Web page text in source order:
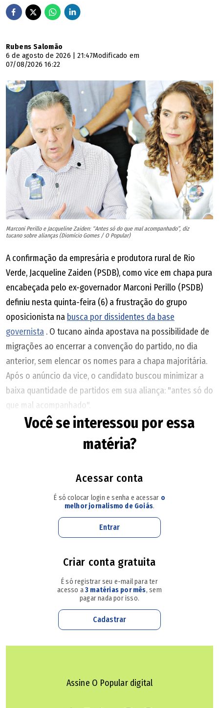
Rubens Salomão
6 de agosto de 2026 | 21:47Modificado em
07/08/2026 16:22
Marconi Perillo e Jacqueline Zaiden: “Antes só do que mal acompanhado”, diz
tucano sobre alianças (Diomício Gomes / O Popular)
A confirmação da empresária e produtora rural de Rio
Verde, Jacqueline Zaiden (PSDB), como vice em chapa pura
encabeçada pelo ex-governador Marconi Perillo (PSDB)
definiu nesta quinta-feira (6) a frustração do grupo
oposicionista na busca por dissidentes da base
governista . O tucano ainda apostava na possibilidade de
migrações ao encerrar a convenção do partido, no dia
anterior, sem elencar os nomes para a chapa majoritária.
Após o anúncio da vice, o candidato buscou minimizar a
baixa quantidade de partidos em sua aliança: "antes só do
que mal acompanhado".
Marconi contou que a escolhida para a candidatura a vice
já tinha sido convidada durante a pré-campanha para
a possibilidade de avanço na busca por novas alianças. A
Industrial de Rio Verde (Acirv) e comandou a comissão da
Associação dos Produtores de Soja, Milho e Outros Grãos
Agrícolas do Estado de Goiás (Aprosoja-GO).
Filiada ao PSDB desde 2024, Jacqueline foi cotada para
disputar mandatos em eleições anteriores, mas estreia
agora como candidata. Ela é filha do ex-deputado federal
Iturival Nascimento, sobrinha do ex-deputado e ex-
prefeito de Rio Verde, Iron Nascimento, e irmã do ex-
chapa ao Senado
Você se interessou por essa
matéria?
Acessar conta
É só colocar login e senha e acessar o
melhor jornalismo de Goiás.
Entrar
Criar conta gratuita
É só registrar seu e-mail para ter
acesso a3 matérias por mês, sem
pagar nada por isso.
Cadastrar
Assine O Popular digital